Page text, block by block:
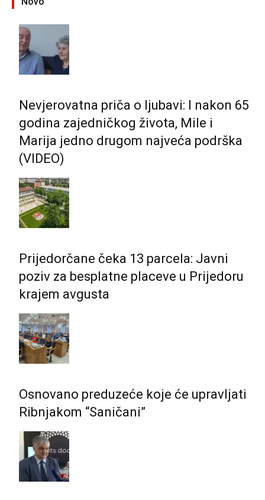
Nevjerovatna priča o ljubavi: I nakon 65
godina zajedničkog života, Mile i
Marija jedno drugom najveća podrška
(VIDEO)
Prijedorčane čeka 13 parcela: Javni
poziv za besplatne placeve u Prijedoru
krajem avgusta
Osnovano preduzeće koje će upravljati
Ribnjakom “Saničani”